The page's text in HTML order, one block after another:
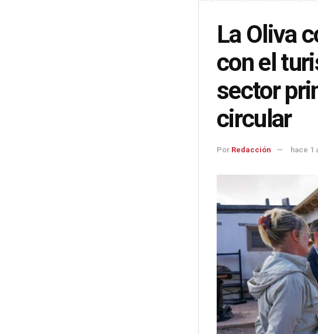
La Oliva
con el
sector
circular
Por Redacción hace 1